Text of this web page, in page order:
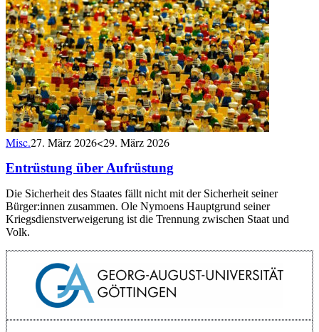
Misc.27. März 2026<29. März 2026
Entrüstung über Aufrüstung
Die Sicherheit des Staates fällt nicht mit der Sicherheit seiner
Bürger:innen zusammen. Ole Nymoens Hauptgrund seiner
Kriegsdienstverweigerung ist die Trennung zwischen Staat und
Volk.